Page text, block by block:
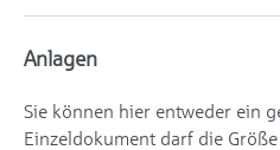
Anlagen
Sie können hier entweder ein
Einzeldokument darf die